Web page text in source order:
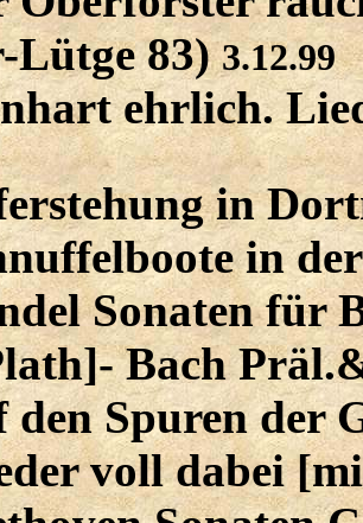
Lütge 83)3.12.99
ehrlich.
in
in der
Sonaten für
Bach
Spuren der
voll dabei